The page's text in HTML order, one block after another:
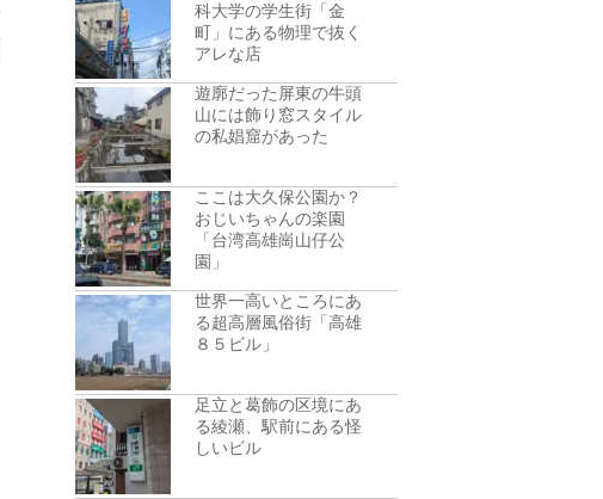
科大学の学生街「金
町」にある物理で抜く
アレな店
遊廓だった屏東の牛頭
山には飾り窓スタイル
の私娼窟があった
ここは大久保公園か？
おじいちゃんの楽園
「台湾高雄崗山仔公
園」
世界一高いところにあ
る超高層風俗街「高雄
８５ビル」
足立と葛飾の区境にあ
る綾瀬、駅前にある怪
しいビル